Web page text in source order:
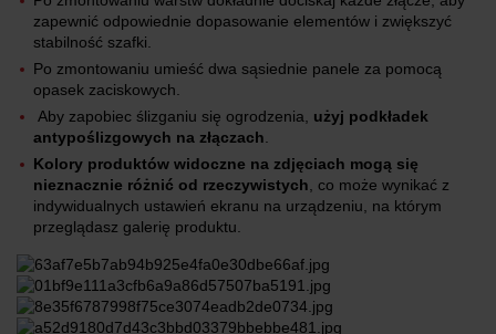
zapewnić odpowiednie dopasowanie elementów i zwiększyć
stabilność szafki.
Po zmontowaniu umieść dwa sąsiednie panele za pomocą
opasek zaciskowych.
Aby zapobiec ślizganiu się ogrodzenia, użyj podkładek
antypoślizgowych na złączach
Kolory produktów widoczne na zdjęciach mogą się
nieznacznie różnić od rzeczywistych , co może wynikać z
indywidualnych ustawień ekranu na urządzeniu, na którym
przeglądasz galerię produktu.